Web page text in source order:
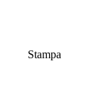
Stampa